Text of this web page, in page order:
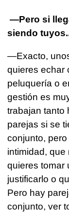
—Pero si
siendo
—Exacto,
quieres echar
peluquería o
gestión es
trabajan tanto
parejas si se
conjunto,
intimidad, que
quieres tomar
justificarlo o
Pero hay
conjunto, ver